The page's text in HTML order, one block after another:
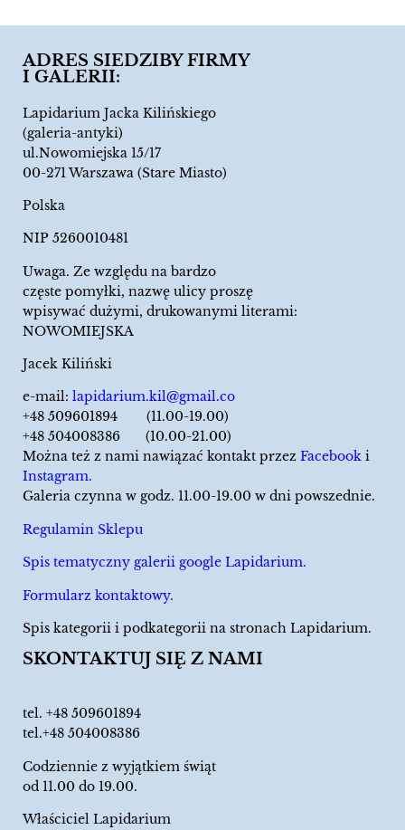
ADRES SIEDZIBY FIRMY
I GALERII:
Lapidarium Jacka Kilińskiego
(galeria-antyki)
ul.Nowomiejska 15/17
00-271 Warszawa (Stare Miasto)
Polska
NIP 5260010481
Uwaga. Ze względu na bardzo
częste pomyłki, nazwę ulicy proszę
wpisywać dużymi, drukowanymi literami:
NOWOMIEJSKA
Jacek Kiliński
e-mail: lapidarium.kil@gmail.co
+48 509601894 (11.00-19.00)
+48 504008386 (10.00-21.00)
Można też z nami nawiązać kontakt przez Facebook i
Instagram.
Galeria czynna w godz. 11.00-19.00 w dni powszednie.
Regulamin Sklepu
Spis tematyczny galerii google Lapidarium.
Formularz kontaktowy.
Spis kategorii i podkategorii na stronach Lapidarium.
SKONTAKTUJ SIĘ Z NAMI
tel. +48 509601894
tel.+48 504008386
Codziennie z wyjątkiem świąt
od 11.00 do 19.00.
Właściciel Lapidarium